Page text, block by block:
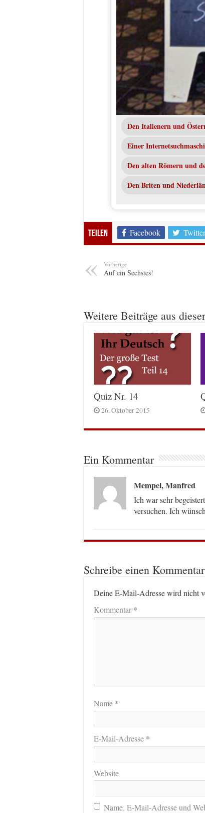
Den Italienern und
Einer
Den alten Römern und
Den Briten und
Teilen Facebook Twitter
Vorherige
Auf ein Sechstes!
Weitere Beiträge aus
Quiz Nr. 14
26. Oktober 2015
Ein Kommentar
Mempel, Manfred
Ich war sehr
versuchen. Ich
Schreibe einen Kommentar
Deine E-Mail-Adresse wird nicht
Kommentar*
Name *
E-Mail-Adresse *
Website
Name, E-Mail-Adresse und